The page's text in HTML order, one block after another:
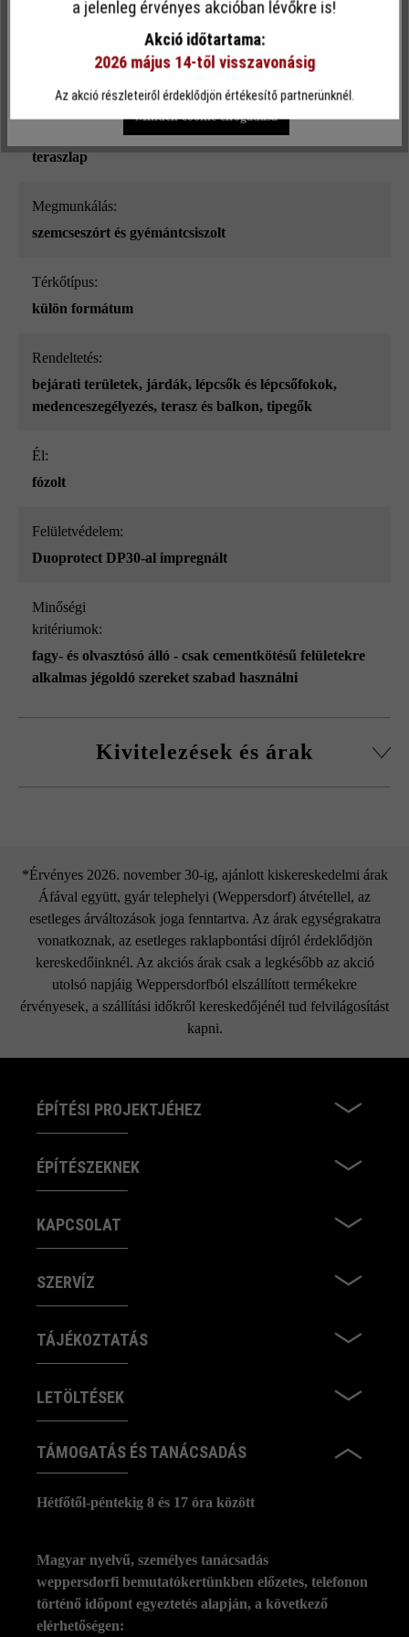
Terhelhetőség:
teraszlap
megmunkálás:
szemcseszórt és gyémántcsiszolt
Térkőtípus:
külön formátum
Rendeltetés:
bejárati területek, járdák, lépcsők és lépcsőfokok,
medenceszegélyezés, terasz és balkon, tipegők
él:
fózolt
Felületvédelem:
Duoprotect DP30-al impregnált
Minőségi
kritériumok:
fagy- és olvasztósó álló - csak cementkötésű felületekre
alkalmas jégoldó szereket szabad használni
Kivitelezések és árak
*Érvényes 2026. november 30-ig, ajánlott kiskereskedelmi árak
Áfával együtt, gyár telephelyi (Weppersdorf) átvétellel, az
esetleges árváltozások joga fenntartva. Az árak egységrakatra
vonatkoznak, az esetleges raklapbontási díjról érdeklődjön
kereskedőinknél. Az akciós árak csak a legkésőbb az akció
utolsó napjáig Weppersdorfból elszállított termékekre
érvényesek, a szállítási időkről kereskedőjénél tud felvilágosítást
kapni.
ÉPÍTÉSI PROJEKTJÉHEZ
ÉPÍTÉSZEKNEK
KAPCSOLAT
SZERVÍZ
TÁJÉKOZTATÁS
LETÖLTÉSEK
TÁMOGATÁS ÉS TANÁCSADÁS
Hétfőtől-péntekig 8 és 17 óra között
Magyar nyelvű, személyes tanácsadás
weppersdorfi bemutatókertünkben előzetes, telefonon
történő időpont egyeztetés alapján, a következő
elérhetőségen:
funkcionalitást kínálja Önnek...További információ
Egyéni beállítások Csak funkcionális cookie elfogadása
Minden cookie elfogadása
a jelenleg érvényes akcióban lévőkre is!
Akció időtartama:
2026 május 14-től visszavonásig
Az akció részleteiről érdeklődjön értékesítő partnerünknél.